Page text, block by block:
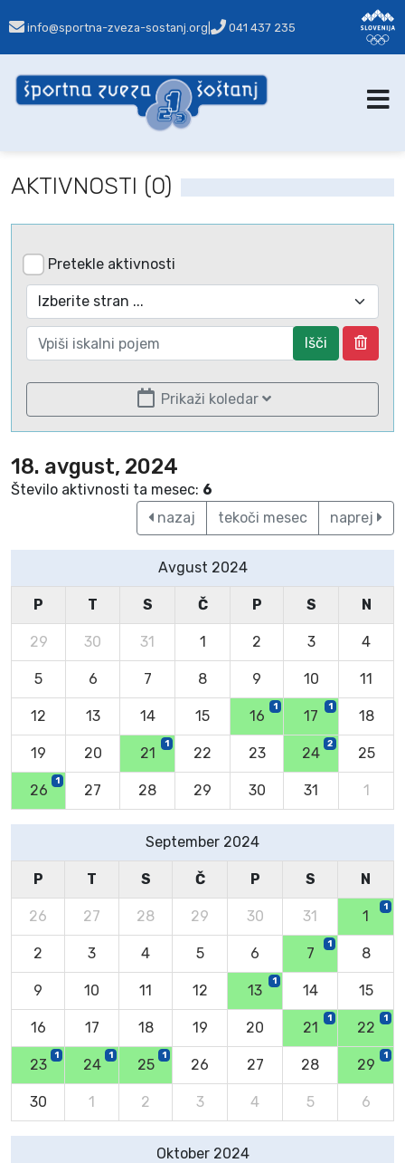
info@sportna-zveza-sostanj.org 041 437 235
AKTIVNOSTI (0)
Pretekle aktivnosti
Išči
Prikaži koledar
18. avgust, 2024
Število aktivnosti ta mesec: 6
nazaj
tekoči mesec naprej
Avgust 2024
P T S Č P S N
29 30 31 1 2 3 4
5 6 7 8 9 10 11
12 13 14 15 16
1
17
1
18
19 20 21
1
22 23 24
2
25
26
1
27 28 29 30 31 1
September 2024
P T S Č P S N
26 27 28 29 30 31 1
1
2 3 4 5 6 7
1
8
9 10 11 12 13
1
14 15
16 17 18 19 20 21
1
22
1
23
1
24
1
25
1
26 27 28 29
1
30 1 2 3 4 5 6
Oktober 2024